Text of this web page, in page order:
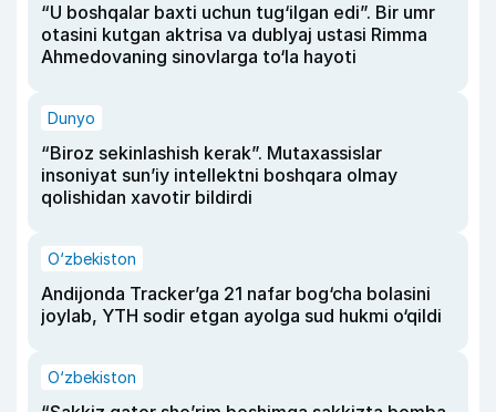
“U boshqalar baxti uchun tug‘ilgan edi”. Bir umr
otasini kutgan aktrisa va dublyaj ustasi Rimma
Ahmedovaning sinovlarga to‘la hayoti
Dunyo
“Biroz sekinlashish kerak”. Mutaxassislar
insoniyat sun’iy intellektni boshqara olmay
qolishidan xavotir bildirdi
O‘zbekiston
Andijonda Tracker’ga 21 nafar bog‘cha bolasini
joylab, YTH sodir etgan ayolga sud hukmi o‘qildi
O‘zbekiston